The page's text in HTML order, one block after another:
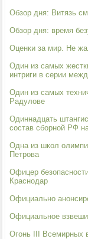
Обзор дня: Витязь
Обзор дня: время
Оценки за мир. Не
Один из самых
интриги в серии
Один из самых
Радулове
Одиннадцать
состав сборной РФ
Одна из школ
Петрова
Офицер
Краснодар
Официально
Официальное
Огонь III Всемирных